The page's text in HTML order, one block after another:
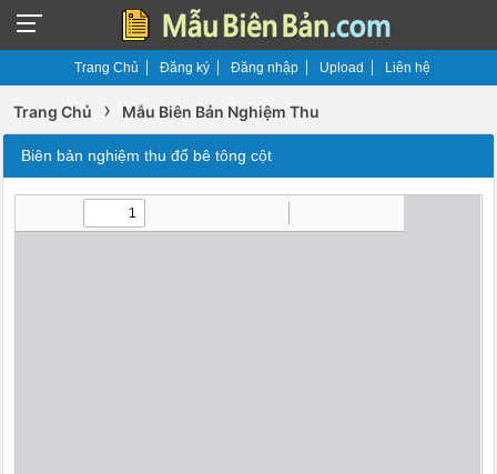
Trang Chủ Đăng ký Đăng nhập Upload Liên hệ
Trang Chủ › Mẫu Biên Bản Nghiệm Thu
Biên bản nghiệm thu đổ bê tông cột